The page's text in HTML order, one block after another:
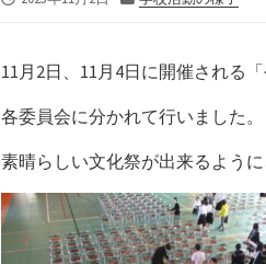
リ
ー
11月2日、11月4日に開催される
各委員会に分かれて行いました。
素晴らしい文化祭が出来るよう